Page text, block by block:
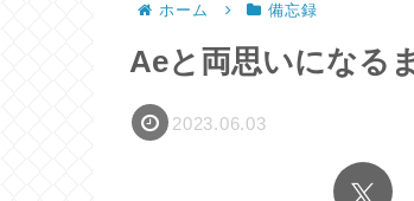
ホーム 備忘録
Aeと両思いになる
2023.06.03